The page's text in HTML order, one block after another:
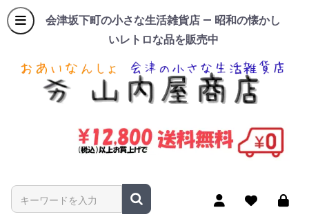
会津坂下町の小さな生活雑貨店 — 昭和の懐かし
いレトロな品を販売中
商品名やキーワードを入力